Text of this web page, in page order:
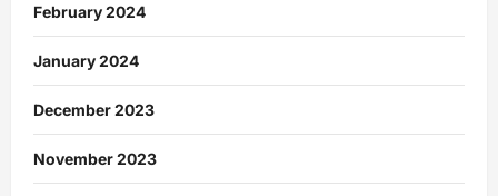
February 2024
January 2024
December 2023
November 2023